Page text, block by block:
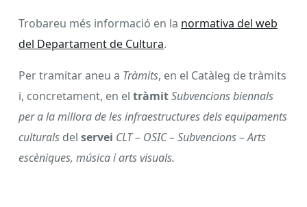
Trobareu més informació en la normativa del web
del Departament de Cultura.
Per tramitar aneu a Tràmits, en el Catàleg de tràmits
i, concretament, en el tràmitSubvencions biennals
per a la millora de les infraestructures dels equipaments
culturals del servei CLT – OSIC – Subvencions – Arts
escèniques, música i arts visuals.